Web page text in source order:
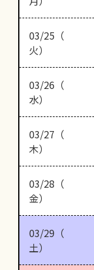
03/25（
火）
03/26（
水）
03/27（
木）
03/28（
金）
03/29（
土）